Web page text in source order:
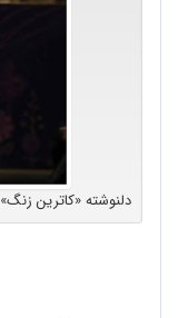
دلنوشته‌ «کاترین زنگ»